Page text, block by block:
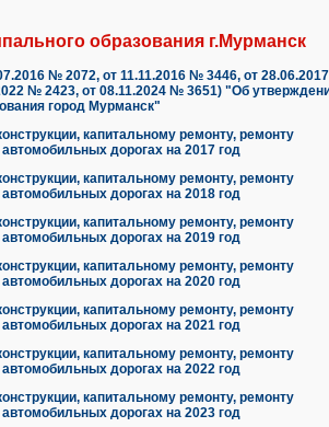
образования г.Мурманск
№ 2072, от 11.11.2016 № 3446, от
№ 2423, от 08.11.2024 № 3651) "Об
город Мурманск"
капитальному ремонту, ремонту
дорогах на 2017 год
капитальному ремонту, ремонту
дорогах на 2018 год
капитальному ремонту, ремонту
дорогах на 2019 год
капитальному ремонту, ремонту
дорогах на 2020 год
капитальному ремонту, ремонту
дорогах на 2021 год
капитальному ремонту, ремонту
дорогах на 2022 год
капитальному ремонту, ремонту
дорогах на 2023 год